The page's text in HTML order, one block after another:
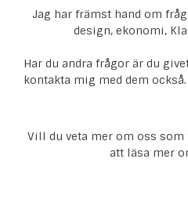
Jag har främst hand om
design, ekonomi,
Har du andra frågor är du
kontakta mig med dem också.
Vill du veta mer om oss
att läsa mer